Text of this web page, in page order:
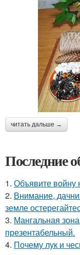
читать дальше →
Последние
1. Объявите
2. Внимание,
земле
3. Мангальная
презентабельный.
4. Почему лук и